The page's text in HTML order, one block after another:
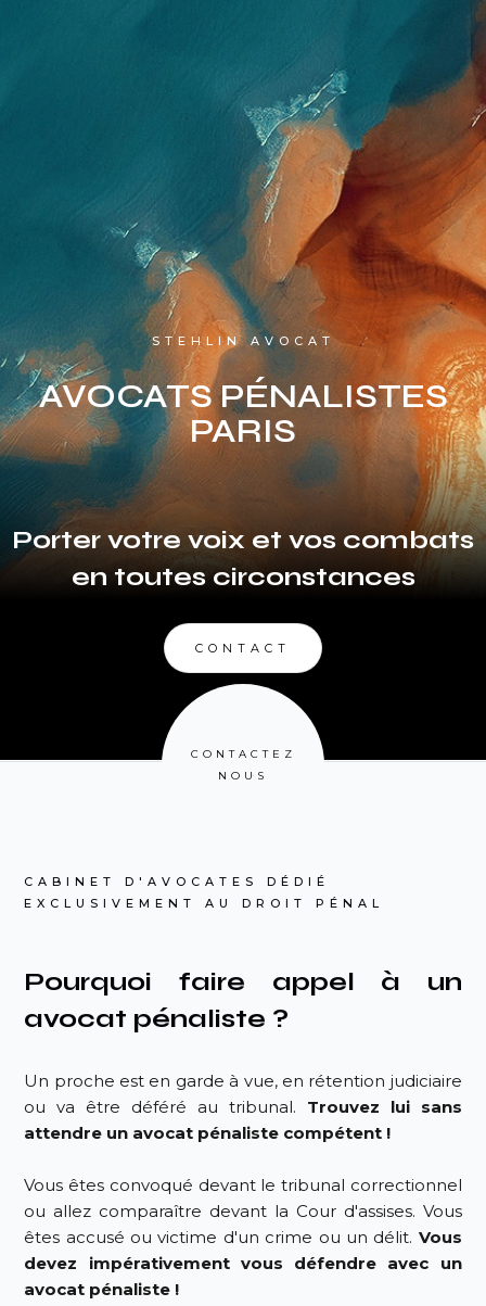
STEHLIN AVOCAT
AVOCATS PÉNALISTES
PARIS
Porter votre voix et vos combats
en toutes circonstances
CONTACT
CONTACTEZ
NOUS
CABINET D'AVOCATES DÉDIÉ
EXCLUSIVEMENT AU DROIT PÉNAL
Pourquoi faire appel à un
avocat pénaliste ?
Un proche est en garde à vue, en rétention judiciaire
ou va être déféré au tribunal. Trouvez lui sans
attendre un avocat pénaliste compétent !
Vous êtes convoqué devant le tribunal correctionnel
ou allez comparaître devant la Cour d'assises. Vous
êtes accusé ou victime d'un crime ou un délit. Vous
devez impérativement vous défendre avec un
avocat pénaliste !